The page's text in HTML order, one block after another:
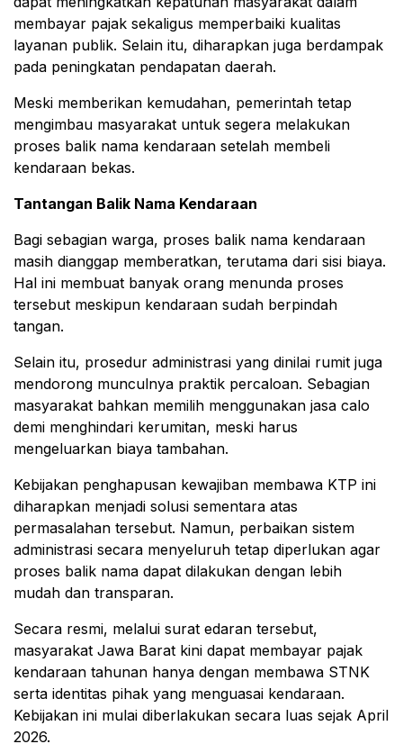
membayar pajak sekaligus memperbaiki kualitas
layanan publik. Selain itu, diharapkan juga berdampak
pada peningkatan pendapatan daerah.
Meski memberikan kemudahan, pemerintah tetap
mengimbau masyarakat untuk segera melakukan
proses balik nama kendaraan setelah membeli
kendaraan bekas.
Tantangan Balik Nama Kendaraan
Bagi sebagian warga, proses balik nama kendaraan
masih dianggap memberatkan, terutama dari sisi biaya.
Hal ini membuat banyak orang menunda proses
tersebut meskipun kendaraan sudah berpindah
tangan.
Selain itu, prosedur administrasi yang dinilai rumit juga
mendorong munculnya praktik percaloan. Sebagian
masyarakat bahkan memilih menggunakan jasa calo
demi menghindari kerumitan, meski harus
mengeluarkan biaya tambahan.
Kebijakan penghapusan kewajiban membawa KTP ini
diharapkan menjadi solusi sementara atas
permasalahan tersebut. Namun, perbaikan sistem
administrasi secara menyeluruh tetap diperlukan agar
proses balik nama dapat dilakukan dengan lebih
mudah dan transparan.
Secara resmi, melalui surat edaran tersebut,
masyarakat Jawa Barat kini dapat membayar pajak
kendaraan tahunan hanya dengan membawa STNK
serta identitas pihak yang menguasai kendaraan.
Kebijakan ini mulai diberlakukan secara luas sejak April
2026.